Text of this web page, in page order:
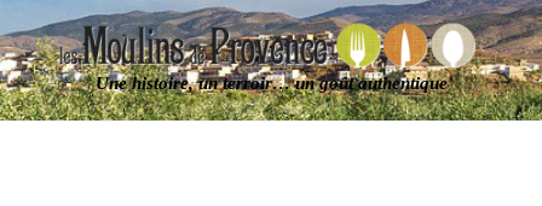
Une histoire, un terroir… un goût authentique